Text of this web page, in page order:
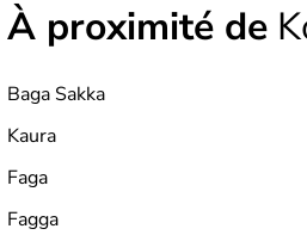
À proximité de
Baga Sakka
Kaura
Faga
Fagga